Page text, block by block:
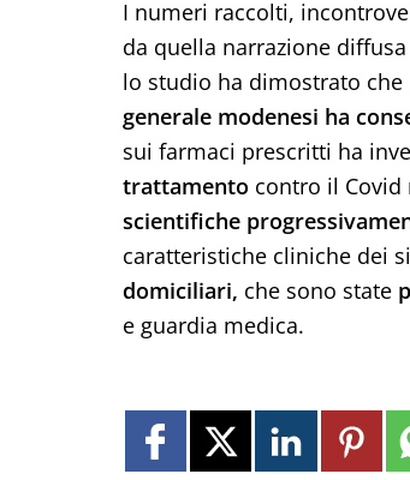
I numeri raccolti,
da quella narrazione
lo studio ha dimostrato che
generale modenesi ha
sui farmaci prescritti ha
trattamento contro il
scientifiche
caratteristiche cliniche dei
domiciliari, che sono state
e guardia medica.